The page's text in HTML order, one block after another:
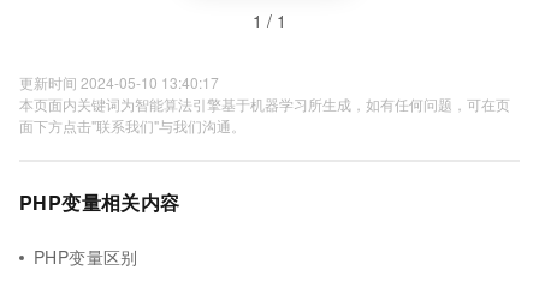
1 / 1
更新时间 2024-05-10 13:40:17
本页面内关键词为智能算法引擎基于机器学习所生成，如有任何问题，可在页
面下方点击"联系我们"与我们沟通。
PHP变量相关内容
PHP变量区别